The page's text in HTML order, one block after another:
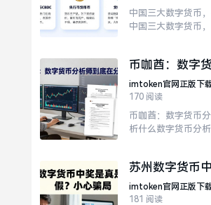
中国三大数字货币
中国三大数字货币
同，数字人民币是
化，不需要网络也能
更高。央行数字货
币是法定数字货币
法定数字货币又是
币咖酋：数字
底在分析什么
imtoken官网正版下
170 阅读
币咖酋：数字货币
析什么数字货币分
着价格波动。这一
太坊的走势中反复验
特币现货ETF通过前
苏州数字货币
假？小心骗局
imtoken官网正版下
181 阅读